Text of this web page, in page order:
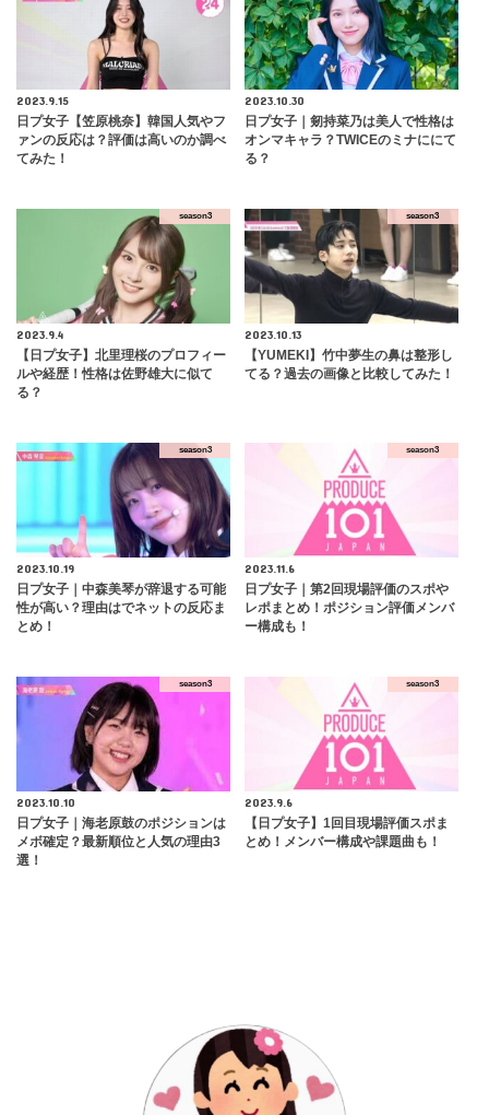
2023.9.15
日プ女子【笠原桃奈】韓国人気やフ
ァンの反応は？評価は高いのか調べ
てみた！
2023.10.30
日プ女子｜剱持菜乃は美人で性格は
オンマキャラ？TWICEのミナににて
る？
season3
2023.9.4
【日プ女子】北里理桜のプロフィー
ルや経歴！性格は佐野雄大に似て
る？
season3
2023.10.13
【YUMEKI】竹中夢生の鼻は整形し
てる？過去の画像と比較してみた！
season3
2023.10.19
日プ女子｜中森美琴が辞退する可能
性が高い？理由はでネットの反応ま
とめ！
season3
2023.11.6
日プ女子｜第2回現場評価のスポや
レポまとめ！ポジション評価メンバ
ー構成も！
season3
2023.10.10
日プ女子｜海老原鼓のポジションは
メボ確定？最新順位と人気の理由3
選！
season3
2023.9.6
【日プ女子】1回目現場評価スポま
とめ！メンバー構成や課題曲も！